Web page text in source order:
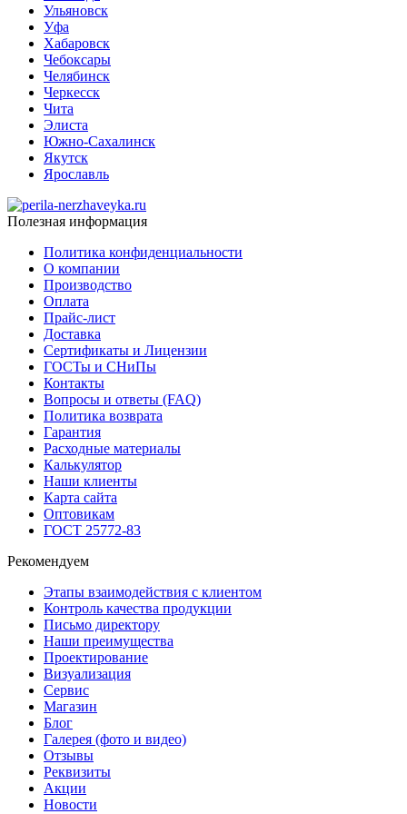
Ульяновск
Уфа
Хабаровск
Чебоксары
Челябинск
Черкесск
Чита
Элиста
Южно-Сахалинск
Якутск
Ярославль
Полезная информация
Политика конфиденциальности
О компании
Производство
Оплата
Прайс-лист
Доставка
Сертификаты и Лицензии
ГОСТы и СНиПы
Контакты
Вопросы и ответы (FAQ)
Политика возврата
Гарантия
Расходные материалы
Калькулятор
Наши клиенты
Карта сайта
Оптовикам
ГОСТ 25772-83
Рекомендуем
Этапы взаимодействия с клиентом
Контроль качества продукции
Письмо директору
Наши преимущества
Проектирование
Визуализация
Сервис
Магазин
Блог
Галерея (фото и видео)
Отзывы
Реквизиты
Акции
Новости